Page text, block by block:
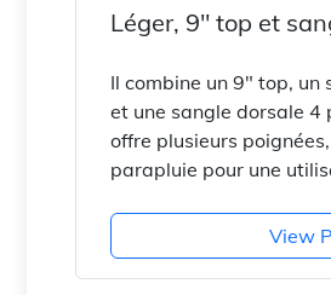
Léger, 9" top et
Il combine un 9″ top,
et une sangle dorsale 4
offre plusieurs
parapluie pour une
View